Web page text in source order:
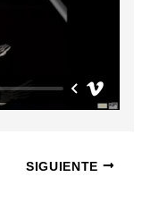
SIGUIENTE